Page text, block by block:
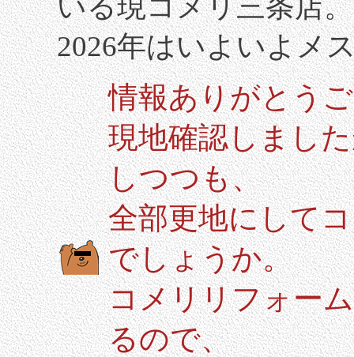
いる現コメリ三条店。
2026年はいよいよメ
情報ありがとう
現地確認しまし
しつつも、
全部更地にして
でしょうか。
コメリリフォー
るので、